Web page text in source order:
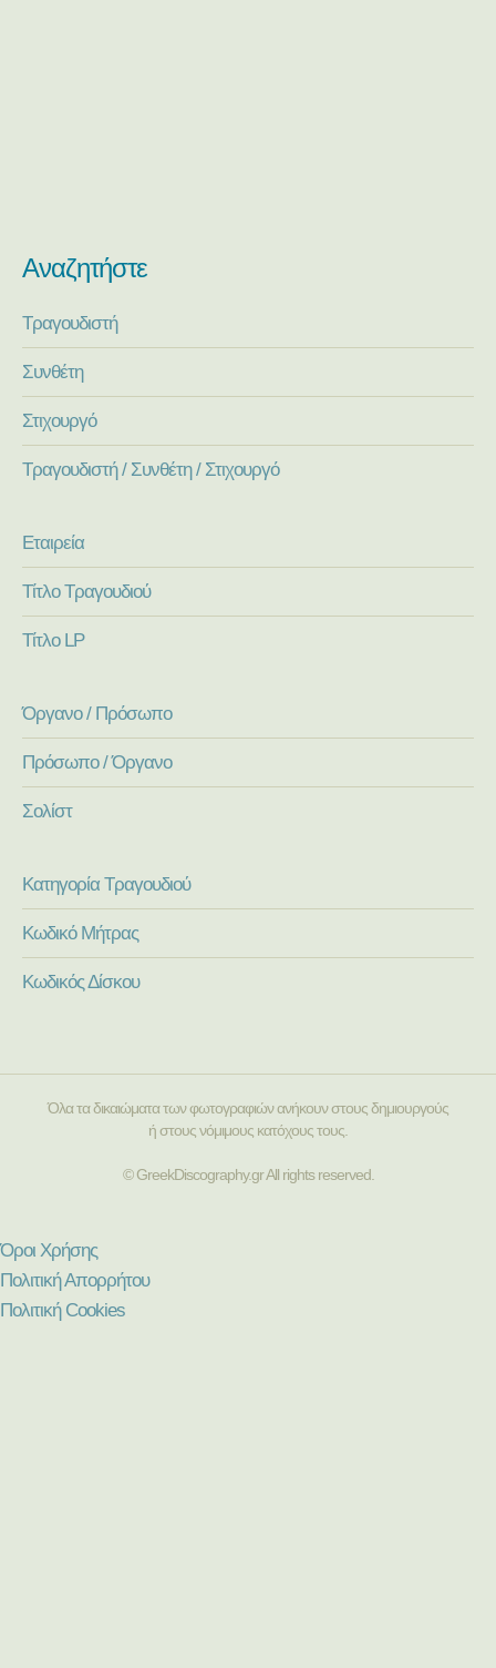
Αναζητήστε
Τραγουδιστή
Συνθέτη
Στιχουργό
Τραγουδιστή / Συνθέτη / Στιχουργό
Εταιρεία
Τίτλο Τραγουδιού
Τίτλο LP
Όργανο / Πρόσωπο
Πρόσωπο / Όργανο
Σολίστ
Κατηγορία Τραγουδιού
Κωδικό Μήτρας
Κωδικός Δίσκου
Όλα τα δικαιώματα των φωτογραφιών ανήκουν στους δημιουργούς
ή στους νόμιμους κατόχους τους.
© GreekDiscography.gr All rights reserved.
Όροι Χρήσης
Πολιτική Απορρήτου
Πολιτική Cookies